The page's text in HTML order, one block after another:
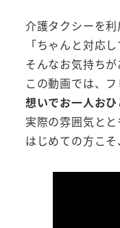
介護タクシーを
「ちゃんと対応
そんなお気持ちが
この動画では、
想いでお一人お
実際の雰囲気とと
はじめての方こそ